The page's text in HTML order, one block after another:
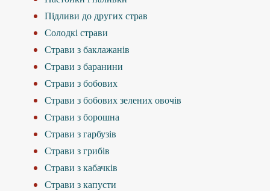
Підливи до других страв
Солодкі страви
Страви з баклажанів
Страви з баранини
Страви з бобових
Страви з бобових зелених овочів
Страви з борошна
Страви з гарбузів
Страви з грибів
Страви з кабачків
Страви з капусти